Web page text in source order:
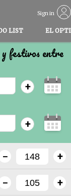
Sign in
LIST EL
festivos entre
+
+
+
-
+
-